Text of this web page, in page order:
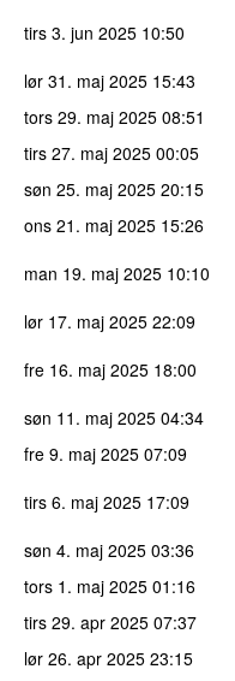
tirs 3. jun 2025 10:50
lør 31. maj 2025 15:43
tors 29. maj 2025 08:51
tirs 27. maj 2025 00:05
søn 25. maj 2025 20:15
ons 21. maj 2025 15:26
man 19. maj 2025 10:10
lør 17. maj 2025 22:09
fre 16. maj 2025 18:00
søn 11. maj 2025 04:34
fre 9. maj 2025 07:09
tirs 6. maj 2025 17:09
søn 4. maj 2025 03:36
tors 1. maj 2025 01:16
tirs 29. apr 2025 07:37
lør 26. apr 2025 23:15